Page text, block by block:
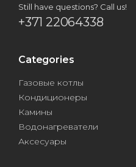
Still have questions? Call us!
+371 22064338
Categories
Газовые котлы
Кондиционеры
Камины
Водонагреватели
Аксесуары